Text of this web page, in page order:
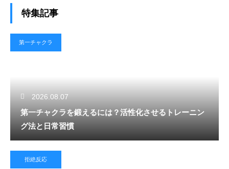
特集記事
第一チャクラ
2026.08.07
第一チャクラを鍛えるには？活性化させるトレーニン
グ法と日常習慣
拒絶反応